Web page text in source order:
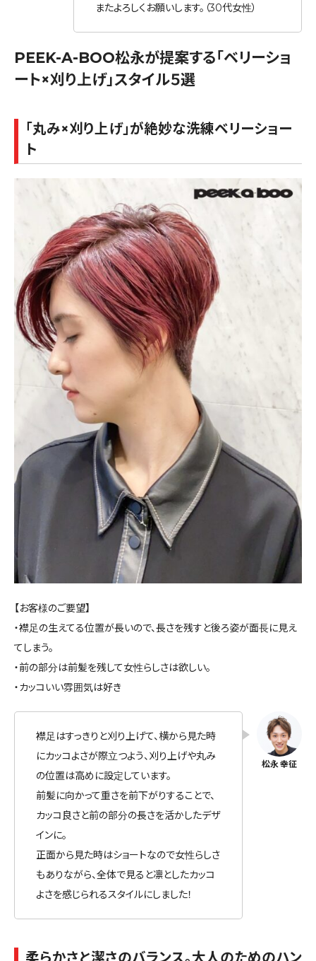
またよろしくお願いします。（30代女性）
PEEK-A-BOO松永が提案する「ベリーショ
ート×刈り上げ」スタイル５選
「丸み×刈り上げ」が絶妙な洗練ベリーショー
ト
【お客様のご要望】
・襟足の生えてる位置が長いので、長さを残すと後ろ姿が面長に見え
てしまう。
・前の部分は前髪を残して女性らしさは欲しい。
・カッコいい雰囲気は好き
襟足はすっきりと刈り上げて、横から見た時
にカッコよさが際立つよう、刈り上げや丸み
の位置は高めに設定しています。
前髪に向かって重さを前下がりすることで、
カッコ良さと前の部分の長さを活かしたデザ
インに。
正面から見た時はショートなので女性らしさ
もありながら、全体で見ると凛としたカッコ
よさを感じられるスタイルにしました！
柔らかさと潔さのバランス。大人のためのハン